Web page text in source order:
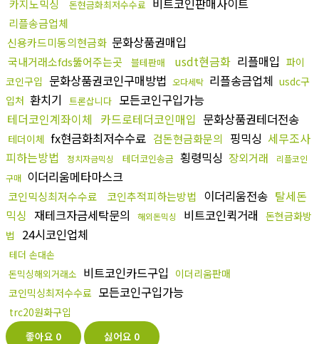
카지노믹싱 돈현금화최저수수료
리플송금업체
신용카드미동의현금화 문화상품권매입
국내거래소fds뚫어주는곳 블테판매 usdt현금화 리플매입 파이
코인구입 문화상품권코인구매방법 오다세탁 리플송금업체 usdc구
입처 환치기 트론삽니다 모든코인구입가능
테더코인계좌이체 카드로테더코인매입 문화상품권테더전송
테더이체 fx현금화최저수수료 검돈현금화문의 핑믹싱 세무조사
피하는방법
정치자금믹싱 테더코인송금 횡령믹싱 장외거래
리플코인
구매 이더리움메타마스크
코인믹싱최저수수료 코인추적피하는방법 이더리움전송 탈세돈
믹싱 재테크자금세탁문의 해외돈믹싱 비트코인퀵거래 돈현금화방
법
24시코인업체
테더 손대손
돈믹싱해외거래소 비트코인카드구입 이더리움판매
코인믹싱최저수수료 모든코인구입가능
trc20원화구입
좋아요 0 싫어요 0